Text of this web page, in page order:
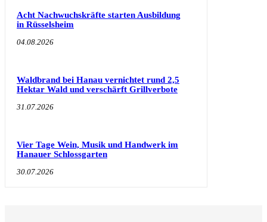
Acht Nachwuchskräfte starten Ausbildung
in Rüsselsheim
04.08.2026
Waldbrand bei Hanau vernichtet rund 2,5
Hektar Wald und verschärft Grillverbote
31.07.2026
Vier Tage Wein, Musik und Handwerk im
Hanauer Schlossgarten
30.07.2026